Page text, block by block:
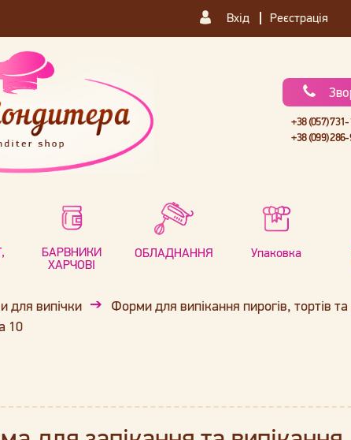
Вхід Реєстрація
+38 (057)
+38 (099)
БАРВНИКИ
ХАРЧОВІ
ОБЛАДНАННЯ Упаковка
для випічки
Форми для випікання пирогів, тортів та
10